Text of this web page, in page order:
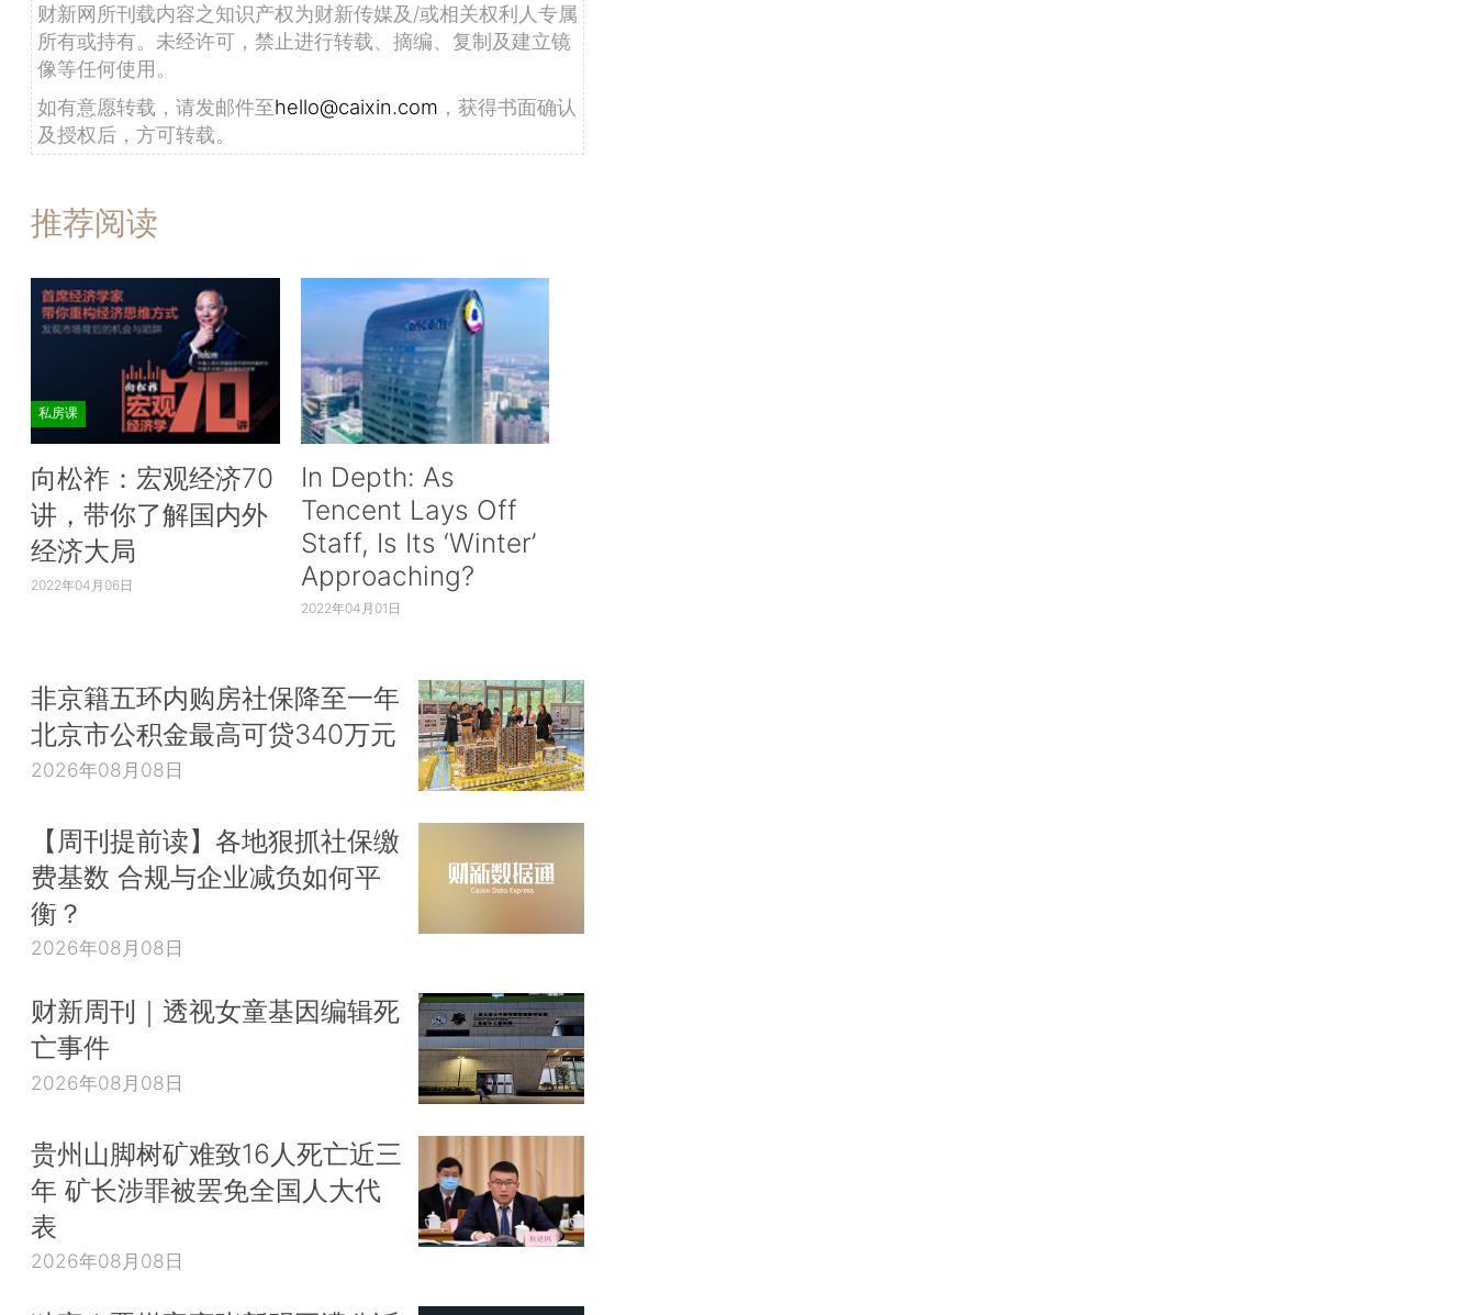
财新网所刊载内容之知识产权为财新传媒及/或相关权利人专属
所有或持有。未经许可，禁止进行转载、摘编、复制及建立镜
像等任何使用。
如有意愿转载，请发邮件至hello@caixin.com ，获得书面确认
及授权后，方可转载。
推荐阅读
私房课
向松祚：宏观经济70
讲，带你了解国内外
经济大局
2022年04月06日
In Depth: As
Tencent Lays Off
Staff, Is Its ‘Winter’
Approaching?
2022年04月01日
非京籍五环内购房社保降至一年
北京市公积金最高可贷340万元
2026年08月08日
【周刊提前读】各地狠抓社保缴
费基数 合规与企业减负如何平
衡？
2026年08月08日
财新周刊｜透视女童基因编辑死
亡事件
2026年08月08日
贵州山脚树矿难致16人死亡近三
年 矿长涉罪被罢免全国人大代
表
2026年08月08日